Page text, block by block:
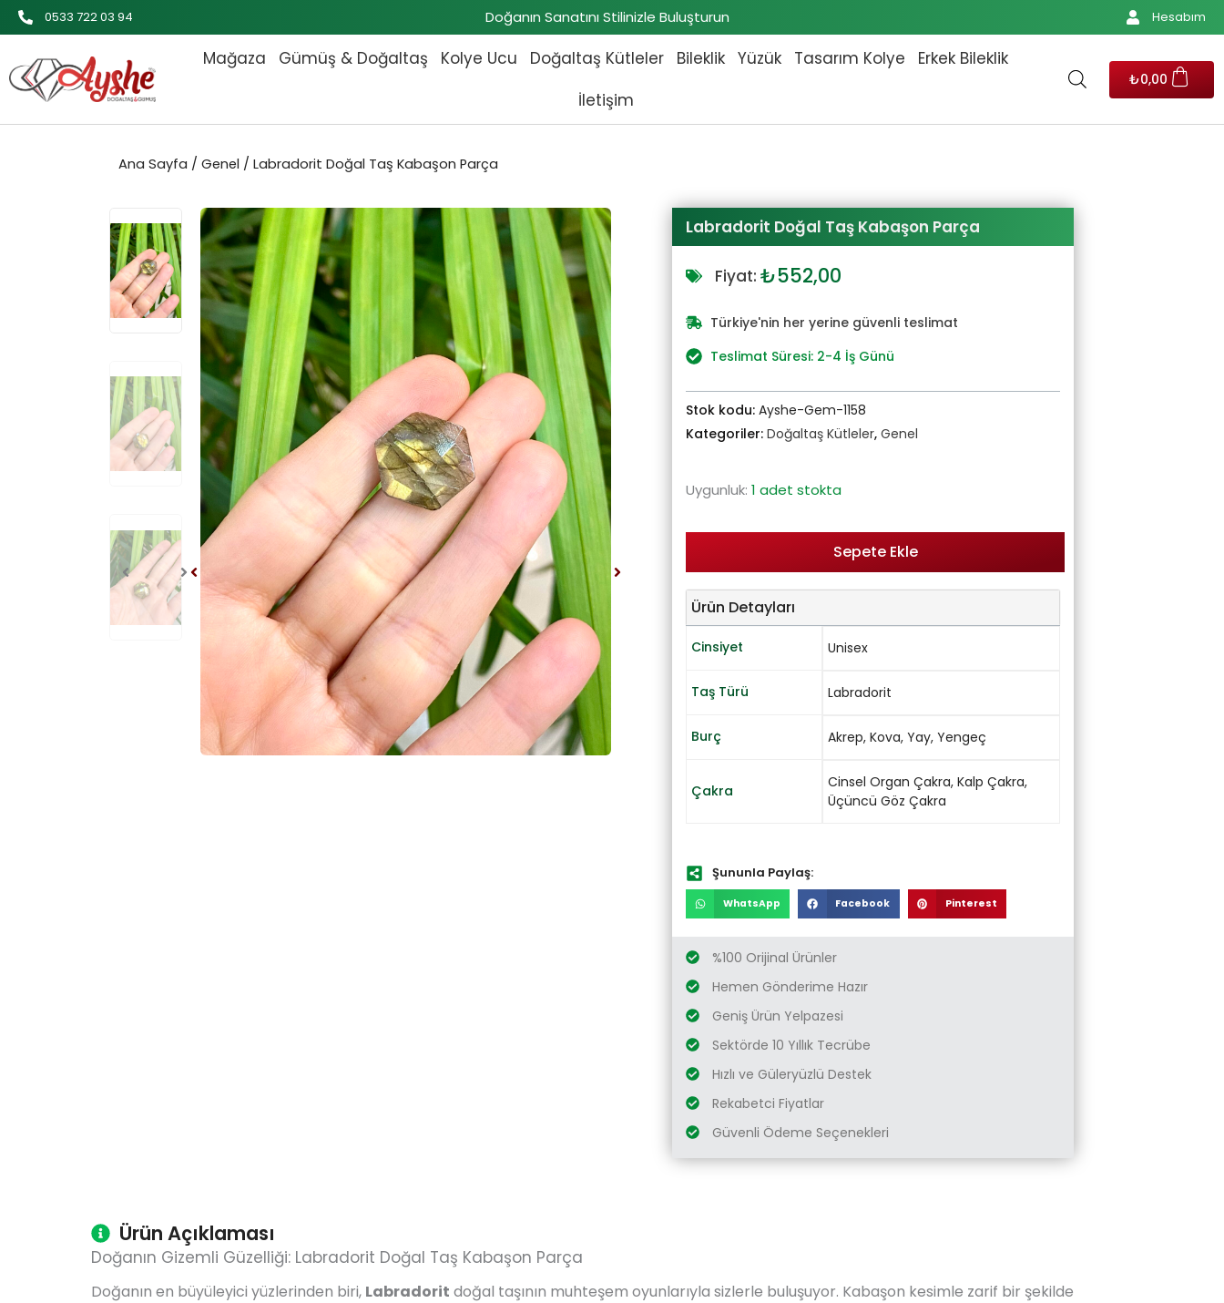
İçeriğe
atla
0533 722 03 94 Doğanın Sanatını Stilinizle Buluşturun Hesabım
Mağaza Gümüş & Doğaltaş Kolye Ucu Doğaltaş Kütleler Bileklik Yüzük Tasarım Kolye
Erkek Bileklik
İletişim
₺0,00
Ana Sayfa / Genel / Labradorit Doğal Taş Kabaşon Parça
Labradorit Doğal Taş Kabaşon Parça
Fiyat: Orijinal
₺607,00.
₺552,00
fiyat:
₺552,00.
Türkiye'nin her yerine güvenli teslimat
Teslimat Süresi: 2-4 İş Günü
Stok kodu: Ayshe-Gem-1158
Kategoriler: Doğaltaş Kütleler, Genel
Uygunluk: 1 adet stokta
Sepete Ekle
Ürün Detayları
Cinsiyet Unisex
Taş Türü Labradorit
Burç Akrep, Kova, Yay, Yengeç
Çakra Cinsel Organ Çakra, Kalp Çakra,
Üçüncü Göz Çakra
Şununla Paylaş:
WhatsApp Facebook Pinterest
%100 Orijinal Ürünler
Hemen Gönderime Hazır
Geniş Ürün Yelpazesi
Sektörde 10 Yıllık Tecrübe
Hızlı ve Güleryüzlü Destek
Rekabetci Fiyatlar
Güvenli Ödeme Seçenekleri
Ürün Açıklaması
Doğanın Gizemli Güzelliği: Labradorit Doğal Taş Kabaşon Parça
Doğanın en büyüleyici yüzlerinden biri, Labradorit doğal taşının muhteşem oyunlarıyla sizlerle buluşuyor. Kabaşon kesimle zarif bir şekilde